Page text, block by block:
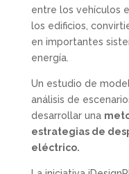
entre los vehículos
los edificios,
en importantes
energía.
Un estudio de
análisis de
desarrollar una
estrategias de
eléctrico.